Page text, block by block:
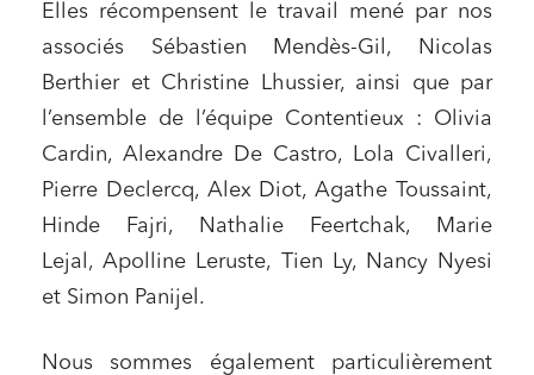
Elles récompensent le travail mené par nos
associés Sébastien Mendès-Gil, Nicolas
Berthier et Christine Lhussier, ainsi que par
l’ensemble de l’équipe Contentieux : Olivia
Cardin, Alexandre De Castro, Lola Civalleri,
Pierre Declercq, Alex Diot, Agathe Toussaint,
Hinde Fajri, Nathalie Feertchak, Marie
Lejal, Apolline Leruste, Tien Ly, Nancy Nyesi
et Simon Panijel.
Nous sommes également particulièrement